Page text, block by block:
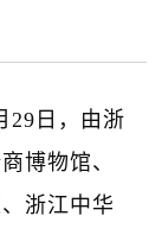
29日，由浙
博物馆、
浙江中华